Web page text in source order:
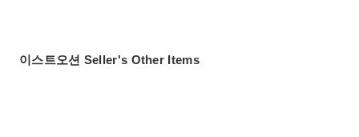
이스트오션 Seller's Other Items